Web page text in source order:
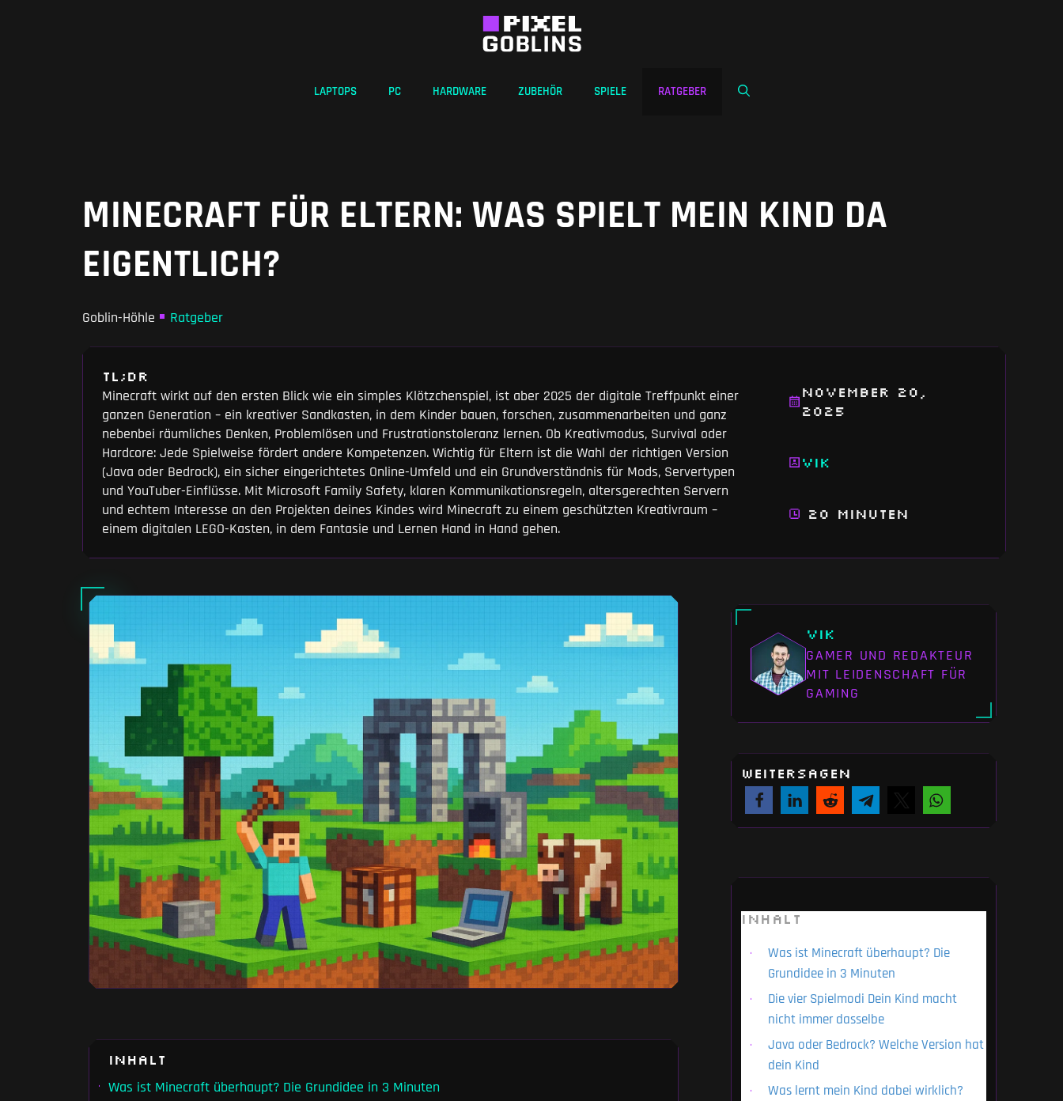
LAPTOPS PC HARDWARE ZUBEHÖR SPIELE RATGEBER
MINECRAFT FÜR ELTERN: WAS SPIELT MEIN KIND DA
EIGENTLICH?
Goblin-Höhle Ratgeber
TL;DR
Minecraft wirkt auf den ersten Blick wie ein simples Klötzchenspiel, ist aber 2025 der digitale Treffpunkt einer
ganzen Generation – ein kreativer Sandkasten, in dem Kinder bauen, forschen, zusammenarbeiten und ganz
nebenbei räumliches Denken, Problemlösen und Frustrationstoleranz lernen. Ob Kreativmodus, Survival oder
Hardcore: Jede Spielweise fördert andere Kompetenzen. Wichtig für Eltern ist die Wahl der richtigen Version
(Java oder Bedrock), ein sicher eingerichtetes Online-Umfeld und ein Grundverständnis für Mods, Servertypen
und YouTuber-Einflüsse. Mit Microsoft Family Safety, klaren Kommunikationsregeln, altersgerechten Servern
und echtem Interesse an den Projekten deines Kindes wird Minecraft zu einem geschützten Kreativraum –
einem digitalen LEGO-Kasten, in dem Fantasie und Lernen Hand in Hand gehen.
November 20,
2025
Vik
20 Minuten
Inhalt
Was ist Minecraft überhaupt? Die Grundidee in 3 Minuten
Vik
GAMER UND REDAKTEUR
MIT LEIDENSCHAFT FÜR
GAMING
WEITERSAGEN
INHALT
Was ist Minecraft überhaupt? Die
Grundidee in 3 Minuten
Die vier Spielmodi Dein Kind macht
nicht immer dasselbe
Java oder Bedrock? Welche Version hat
dein Kind
Was lernt mein Kind dabei wirklich?